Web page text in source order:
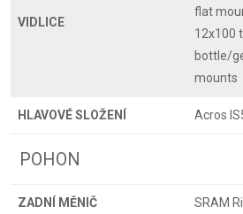
VIDLICE
flat
12x100
bottle/
mounts
HLAVOVÉ SLOŽENÍ Acros
POHON
ZADNÍ MĚNIČ SRAM